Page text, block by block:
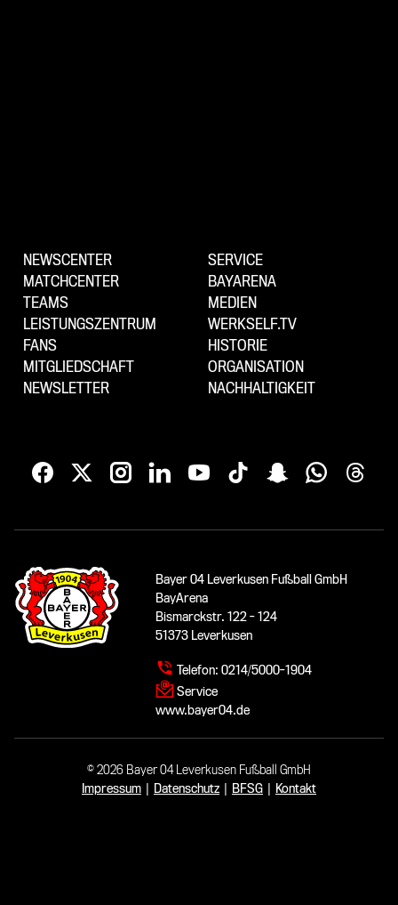
NEWSCENTER
MATCHCENTER
TEAMS
LEISTUNGSZENTRUM
FANS
MITGLIEDSCHAFT
NEWSLETTER
SERVICE
BAYARENA
MEDIEN
WERKSELF.TV
HISTORIE
ORGANISATION
NACHHALTIGKEIT
Bayer 04 Leverkusen Fußball GmbH
BayArena
Bismarckstr. 122 - 124
51373 Leverkusen
Telefon: 0214/5000-1904
Service
www.bayer04.de
© 2026 Bayer 04 Leverkusen Fußball GmbH
Impressum
Datenschutz BFSG Kontakt